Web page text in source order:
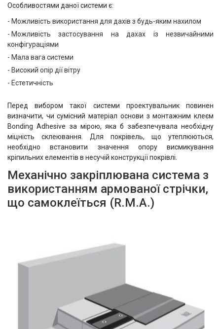
Особливостями даної системи є:
Можливість використання для дахів з будь-яким нахилом
Можливість застосування на дахах із незвичайними
конфігураціями
Мала вага системи
Високий опір дії вітру
Естетичність
Перед вибором такої системи проектувальник повинен
визначити, чи сумісний матеріал основи з монтажним клеєм
Bonding Adhesive за мірою, яка б забезпечувала необхідну
міцність склеювання. Для покрівель, що утеплюються,
необхідно встановити значення опору висмикування
кріпильних елементів в несучій конструкції покрівлі.
Механічно закріплювана система з
використанням армованої стрічки,
що самоклеїться (R.M.A.)